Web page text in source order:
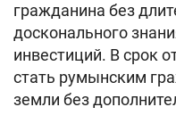
гражданина без
досконального
инвестиций. В срок
стать румынским
земли без